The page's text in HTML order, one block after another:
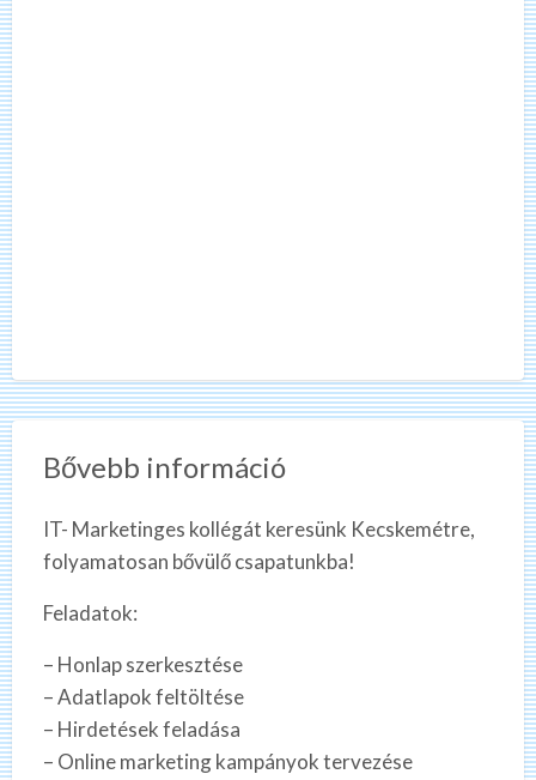
Bővebb információ
IT- Marketinges kollégát keresünk Kecskemétre,
folyamatosan bővülő csapatunkba!
Feladatok:
– Honlap szerkesztése
– Adatlapok feltöltése
– Hirdetések feladása
– Online marketing kampányok tervezése